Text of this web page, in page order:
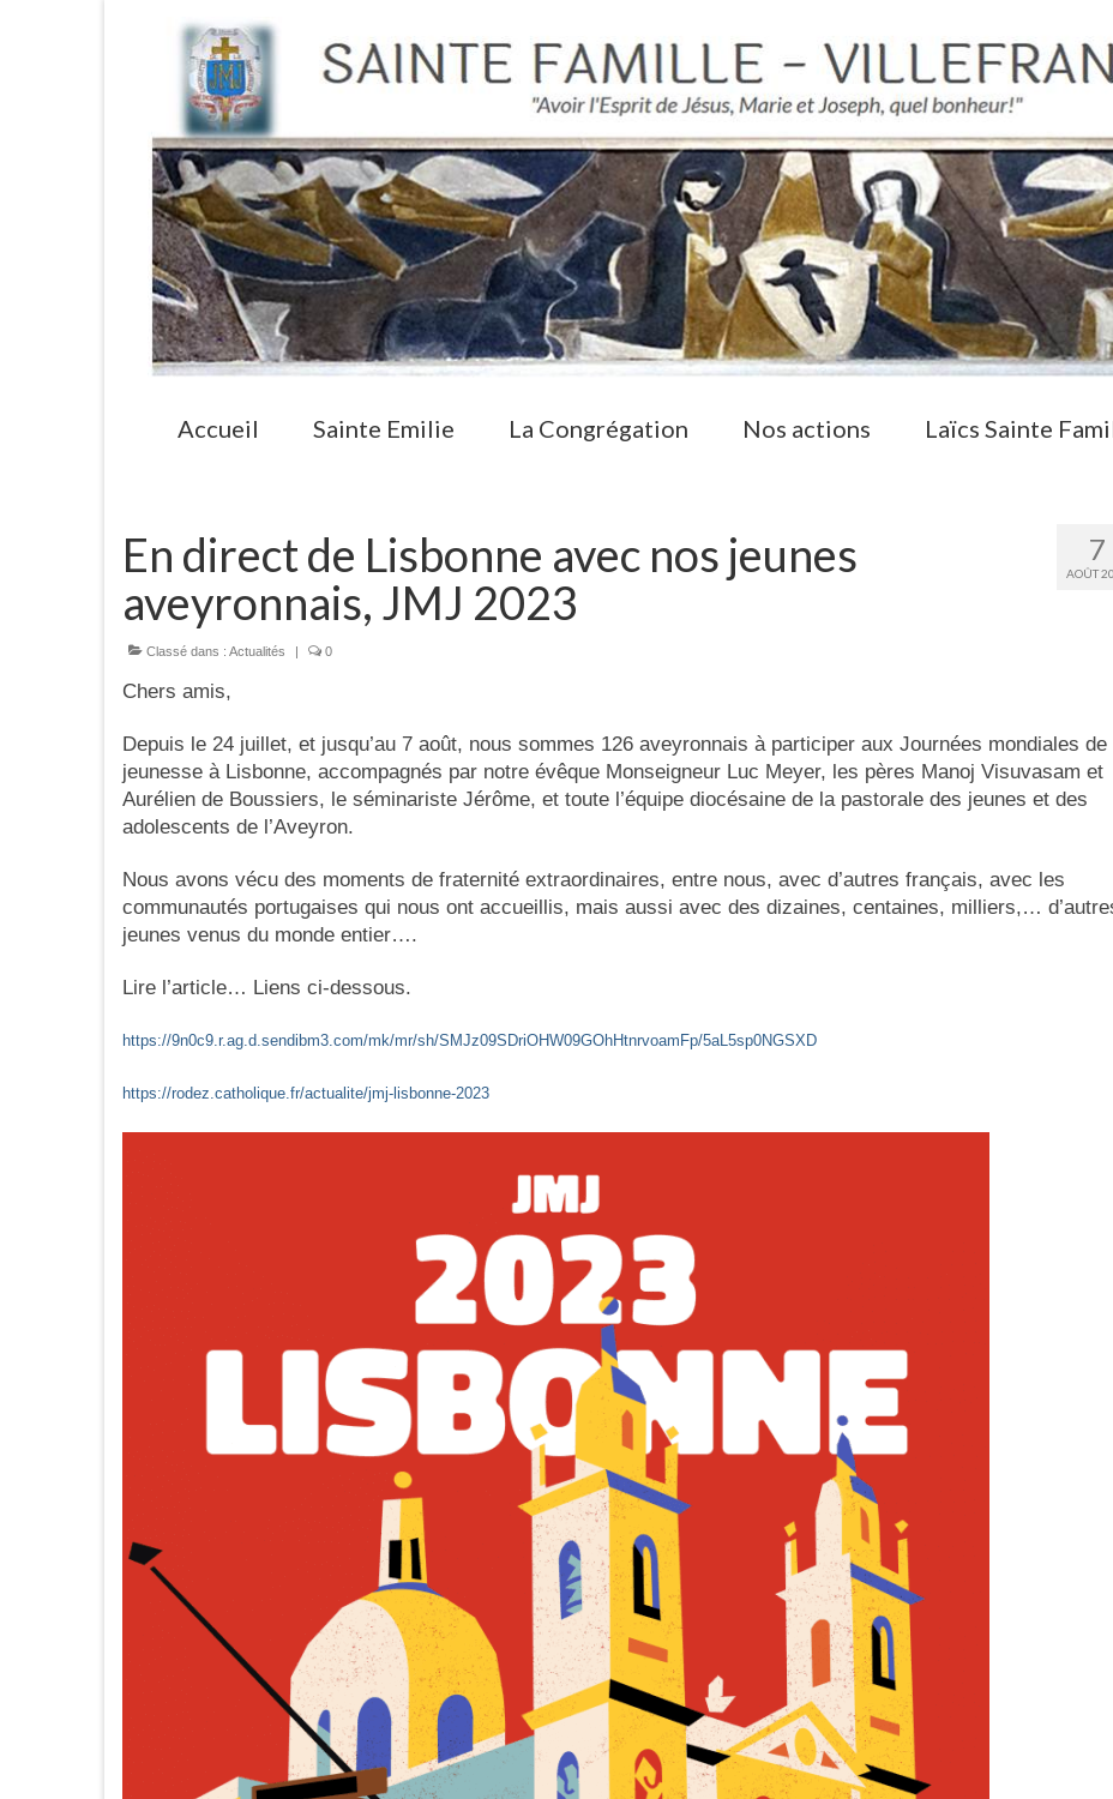
Accueil Sainte Emilie La Congrégation Nos actions Laïcs Sainte
7
AOÛT
En direct de Lisbonne avec nos jeunes
aveyronnais, JMJ 2023
Classé dans : Actualités | 0
Chers amis,
Depuis le 24 juillet, et jusqu’au 7 août, nous sommes 126 aveyronnais à participer aux Journées mondiales de
jeunesse à Lisbonne, accompagnés par notre évêque Monseigneur Luc Meyer, les pères Manoj Visuvasam et
Aurélien de Boussiers, le séminariste Jérôme, et toute l’équipe diocésaine de la pastorale des jeunes et des
adolescents de l’Aveyron.
Nous avons vécu des moments de fraternité extraordinaires, entre nous, avec d’autres français, avec les
communautés portugaises qui nous ont accueillis, mais aussi avec des dizaines, centaines, milliers,…
jeunes venus du monde entier….
Lire l’article… Liens ci-dessous.
https://9n0c9.r.ag.d.sendibm3.com/mk/mr/sh/SMJz09SDriOHW09GOhHtnrvoamFp/5aL5sp0NGSXD
https://rodez.catholique.fr/actualite/jmj-lisbonne-2023